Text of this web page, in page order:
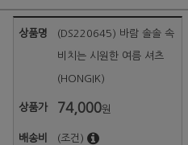
상품명 (DS220645) 바람 솔솔 속
비치는 시원한 여름 셔츠
(HONGIK)
상품가 74,000원
배송비 (조건)